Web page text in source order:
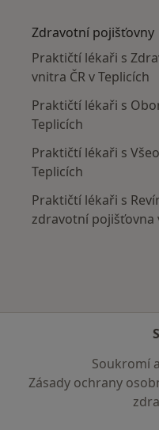
Zdravotní pojišťovny
Praktičtí lékaři s
vnitra ČR v Teplicích
Praktičtí lékaři s
Teplicích
Praktičtí lékaři s
Teplicích
Praktičtí lékaři s
zdravotní pojišťovna
Soukromí
Zásady ochrany